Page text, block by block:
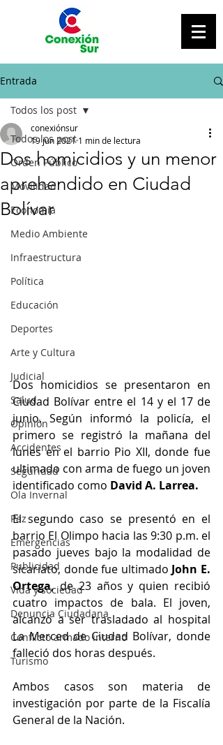
Entrada
Todos los post
Orden Público
Movilidad
Economía
Medio Ambiente
Infraestructura
Política
Educación
Deportes
Arte y Cultura
Judicial
Salud
Opinión
Accidentes
Seguridad
Ola Invernal
Paz
Emergencias
Publicidad
Vida y sociedad
Denuncia Ciudadana
Conflicto armado interno
Turismo
Todos los post
Dos homicidios y un menor
aprehendido en Ciudad
Bolívar
conexiónsur
19 jun 2021 1 min de lectura
Dos homicidios se presentaron en
Ciudad Bolívar entre el 14 y el 17 de
junio. Según informó la policía, el
primero se registró la mañana del
lunes en el barrio Pio XII, donde fue
ultimado con arma de fuego un joven
identificado como David A. Larrea.
El segundo caso se presentó en el
barrio El Olimpo hacia las 9:30 p.m. el
pasado jueves bajo la modalidad de
sicariato, donde fue ultimado John E.
Ortega, de 23 años y quien recibió
cuatro impactos de bala. El joven,
alcanzó a ser trasladado al hospital
La Merced de Ciudad Bolívar, donde
falleció dos horas después.
Ambos casos son materia de
investigación por parte de la Fiscalía
General de la Nación.